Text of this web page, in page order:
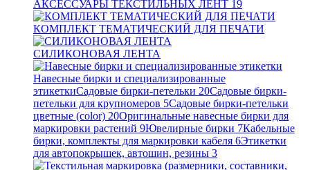
АКСЕССУАРЫ ТЕКСТИЛЬНЫХ ЛЕНТ 19
КОМПЛЕКТ ТЕМАТИЧЕСКИЙ ДЛЯ ПЕЧАТИ
СИЛИКОНОВАЯ ЛЕНТА
Навесные бирки и специализированные
этикеткиСадовые бирки-петельки 20Садовые бирки-
петельки для крупномеров 5Садовые бирки-петельки
цветные (color) 20Оригинальные навесные бирки для
маркировки растений 9Ювелирные бирки 7Кабельные
бирки, комплекты для маркировки кабеля 6Этикетки
для автопокрышек, автошин, резины 3